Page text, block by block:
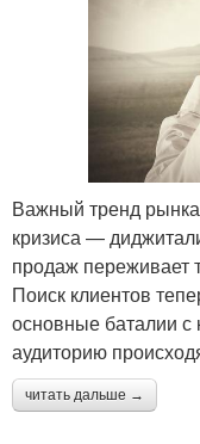
Важный тренд рынка
кризиса —
продаж переживает
Поиск клиентов
основные баталии
аудиторию
читать дальше →